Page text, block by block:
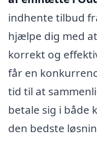
indhente tilbud
hjælpe dig med
korrekt og
får en
tid til at
betale sig i både
den bedste